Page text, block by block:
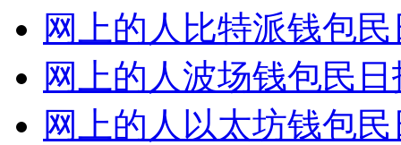
网上的人比特派钱包
网上的人波场钱包民日
网上的人以太坊钱包